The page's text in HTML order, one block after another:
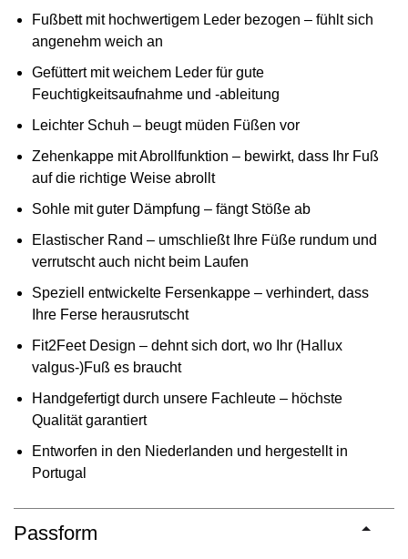
Fußbett mit hochwertigem Leder bezogen – fühlt sich
angenehm weich an
Gefüttert mit weichem Leder für gute
Feuchtigkeitsaufnahme und -ableitung
Leichter Schuh – beugt müden Füßen vor
Zehenkappe mit Abrollfunktion – bewirkt, dass Ihr Fuß
auf die richtige Weise abrollt
Sohle mit guter Dämpfung – fängt Stöße ab
Elastischer Rand – umschließt Ihre Füße rundum und
verrutscht auch nicht beim Laufen
Speziell entwickelte Fersenkappe – verhindert, dass
Ihre Ferse herausrutscht
Fit2Feet Design – dehnt sich dort, wo Ihr (Hallux
valgus-)Fuß es braucht
Handgefertigt durch unsere Fachleute – höchste
Qualität garantiert
Entworfen in den Niederlanden und hergestellt in
Portugal
Passform